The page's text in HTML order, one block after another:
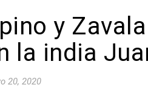
y
la india
20, 2020